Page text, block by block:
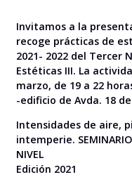
Invitamos a la
recoge prácticas de
2021- 2022 del Tercer
Estéticas III. La
marzo, de 19 a 22
-edificio de Avda. 18
Intensidades de aire,
intemperie. SEMINARIO
NIVEL
Edición 2021